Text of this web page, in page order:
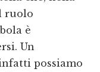
ruolo
è
Un
possiamo